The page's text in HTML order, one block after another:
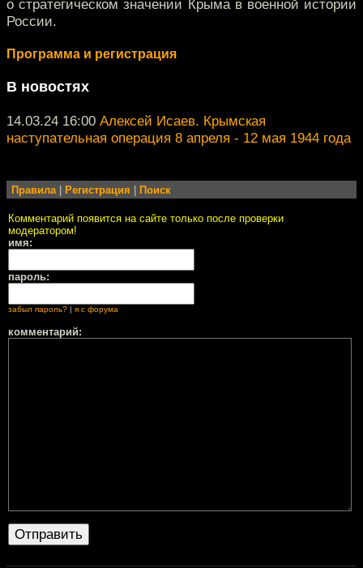
о стратегическом значении Крыма в военной истории
России.
Программа и регистрация
В новостях
14.03.24 16:00 Алексей Исаев. Крымская
наступательная операция 8 апреля - 12 мая 1944 года
Правила| Регистрация Поиск
Комментарий появится на сайте только после проверки
модератором!
имя:
пароль:
забыл пароль? я с форума
комментарий: